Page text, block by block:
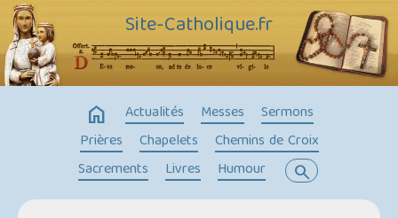
Site-Catholique.fr
home Actualités Messes
Sermons
Prières
Chapelets
Chemins de Croix
Sacrements
Livres Humour search